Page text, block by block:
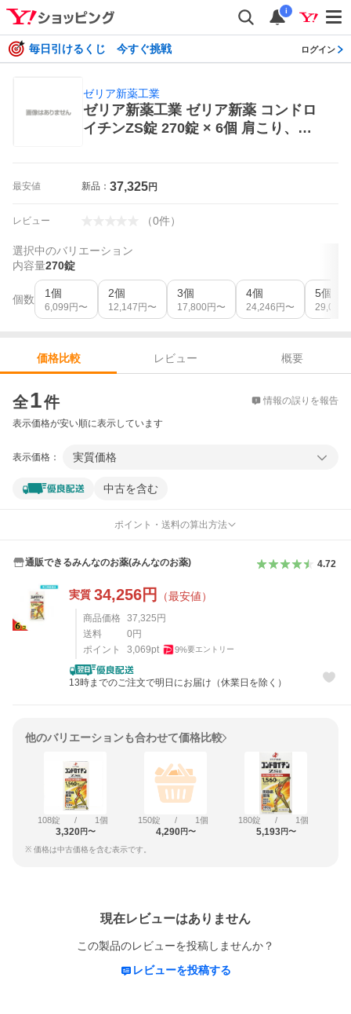
i
毎日引けるくじ 今すぐ挑戦 ログイン
ゼリア新薬工業
ゼリア新薬工業 ゼリア新薬 コンドロ
イチンZS錠 270錠 × 6個 肩こり、筋
最安値 新品： 37,325円
レビュー （0件）
選択中のバリエーション
内容量270錠
個数 1個
6,099 円〜
2個
12,147 円〜
3個
17,800 円〜
4個
24,246 円〜
5個
29,000
価格比較 レビュー
概要
全1件 情報の誤りを報告
表示価格が安い順に表示しています
表示価格： 実質価格
中古を含む
ポイント・送料の算出方法
通販できるみんなのお薬(みんなのお薬) 4.72
実質 34,256円 （最安値）
商品価格 37,325 円
送料
0 円
ポイント
3,069pt 9%要エントリー
13時までのご注文で明日にお届け（休業日を除く）
他のバリエーションも合わせて価格比較
108錠 / 1個
3,320円〜
150錠 / 1個
4,290円〜
180錠 / 1個
5,193円〜
※ 価格は中古価格を含む表示です。
現在レビューはありません
この製品のレビューを投稿しませんか？
レビューを投稿する